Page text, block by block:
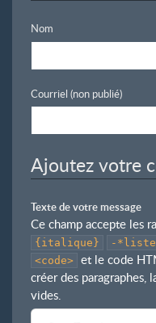
Nom
Courriel (non publié)
Ajoutez votre
Texte de votre message
Ce champ accepte les
{italique}
-*liste
<code>
et le code
créer des paragraphes,
vides.